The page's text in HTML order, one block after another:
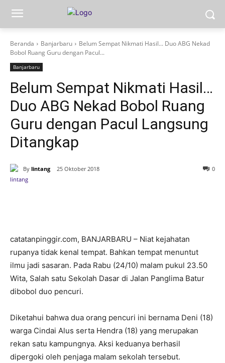
Beranda Banjarbaru
Belum Sempat Nikmati Hasil... Duo ABG Nekad
Bobol Ruang Guru dengan Pacul...
Banjarbaru
Belum Sempat Nikmati Hasil…
Duo ABG Nekad Bobol Ruang
Guru dengan Pacul Langsung
Ditangkap
By lintang 25 Oktober 2018 0
catatanpinggir.com, BANJARBARU – Niat kejahatan
rupanya tidak kenal tempat. Bahkan tempat menuntut
ilmu jadi sasaran. Pada Rabu (24/10) malam pukul 23.50
Wita, Salah satu Sekolah Dasar di Jalan Panglima Batur
dibobol duo pencuri.
Diketahui bahwa dua orang pencuri ini bernama Deni (18)
warga Cindai Alus serta Hendra (18) yang merupakan
rekan satu kampungnya. Aksi keduanya berhasil
dipergoki oleh penjaga malam sekolah tersebut.